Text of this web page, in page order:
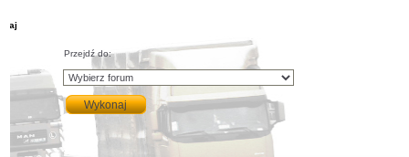
Przejdź do: